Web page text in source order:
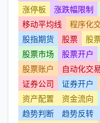
涨停板
涨跌幅限制
移动平均线
程序化
股指期货
股票 股
股票市场
股票开户
股票账户
自动化交
证券公司
证券开户
资产配置
资金流向
趋势判断
趋势反转